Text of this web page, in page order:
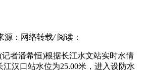
源：网络转载/ 阅读：
者潘希恒)根据长江水文站实时水情
江汉口站水位为25.00米，进入设防水